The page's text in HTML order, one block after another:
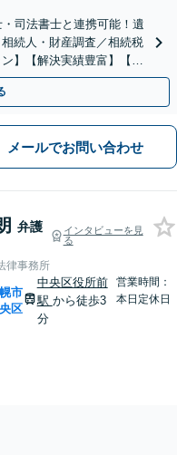
司法書士と連携可能！遺
続人・財産調査／相続税
】【解決実績豊富】【電
メールでお問い合わせ
弁護
インタビューを見
る
律事務所
市
区
中央区役所前
駅 から徒歩3
分
営業時間：
本日定休日